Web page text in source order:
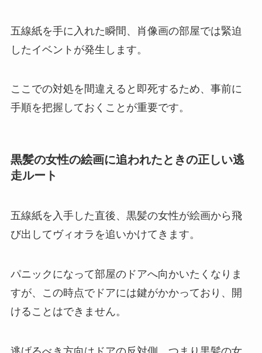
五線紙を手に入れた瞬間、肖像画の部屋では緊迫
したイベントが発生します。
ここでの対処を間違えると即死するため、事前に
手順を把握しておくことが重要です。
黒髪の女性の絵画に追われたときの正しい逃
走ルート
五線紙を入手した直後、黒髪の女性が絵画から飛
び出してヴィオラを追いかけてきます。
パニックになって部屋のドアへ向かいたくなりま
すが、この時点でドアには鍵がかかっており、開
けることはできません。